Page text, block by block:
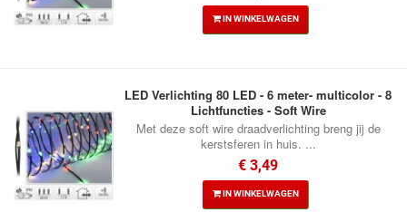
IN WINKELWAGEN
LED Verlichting 80 LED - 6 meter- multicolor - 8
Lichtfuncties - Soft Wire
Met deze soft wire draadverlichting breng jij de
kerstsferen in huis. ...
€ 3,49
IN WINKELWAGEN